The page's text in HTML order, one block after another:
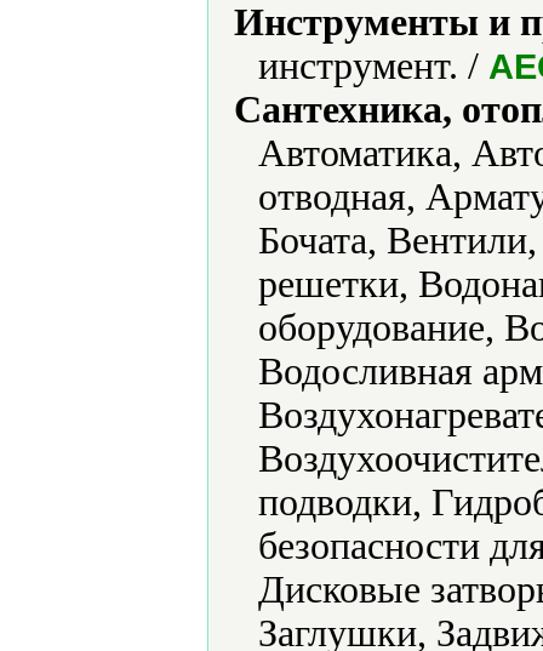
Инструменты и
инструмент. /
Сантехника,
Автоматика,
отводная,
Бочата,
решетки,
оборудование,
Водосливная
подводки,
безопасности
Дисковые
Заглушки,